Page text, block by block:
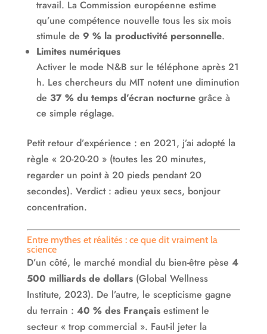
travail. La Commission européenne estime
qu’une compétence nouvelle tous les six mois
stimule de 9 % la productivité personnelle.
Limites numériques
Activer le mode N&B sur le téléphone après 21
h. Les chercheurs du MIT notent une diminution
de 37 % du temps d’écran nocturnegrâce à
ce simple réglage.
Petit retour d’expérience : en 2021, j’ai adopté la
règle « 20-20-20 » (toutes les 20 minutes,
regarder un point à 20 pieds pendant 20
secondes). Verdict : adieu yeux secs, bonjour
concentration.
Entre mythes et réalités : ce que dit vraiment la
science
D’un côté, le marché mondial du bien-être pèse 4
500 milliards de dollars(Global Wellness
Institute, 2023). De l’autre, le scepticisme gagne
du terrain : 40 % des Françaisestiment le
secteur « trop commercial ». Faut-il jeter la